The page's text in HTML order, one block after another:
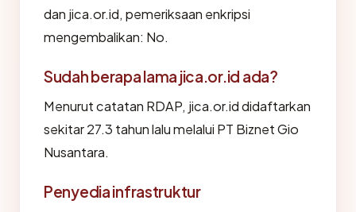
dan jica.or.id, pemeriksaan enkripsi
mengembalikan: No.
Sudah berapa lama jica.or.id ada?
Menurut catatan RDAP, jica.or.id didaftarkan
sekitar 27.3 tahun lalu melalui PT Biznet Gio
Nusantara.
Penyedia infrastruktur